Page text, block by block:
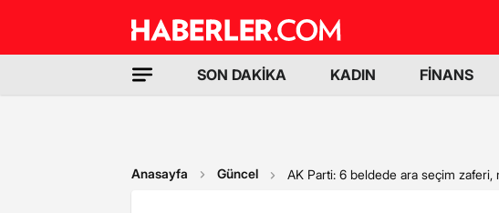
SON DAKİKA KADIN FİNANS
Anasayfa Güncel AK Parti: 6 beldede ara seçim